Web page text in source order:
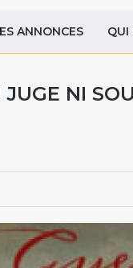
ANNONCES QUI
NI